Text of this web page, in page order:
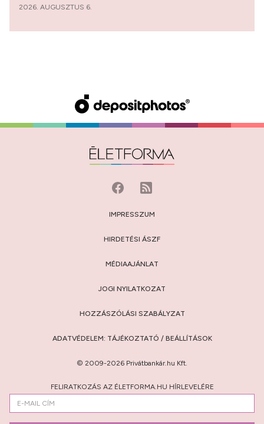
2026. AUGUSZTUS 6.
IMPRESSZUM
HIRDETÉSI ÁSZF
MÉDIAAJÁNLAT
JOGI NYILATKOZAT
HOZZÁSZÓLÁSI SZABÁLYZAT
ADATVÉDELEM: TÁJÉKOZTATÓ / BEÁLLÍTÁSOK
© 2009-2026 Privátbankár.hu Kft.
FELIRATKOZÁS AZ ÉLETFORMA.HU HÍRLEVELÉRE